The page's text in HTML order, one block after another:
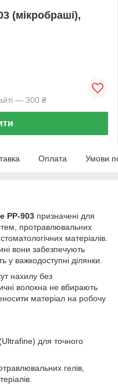
(мікробраші),
— 300 ₴
Оплата Умови
PP-903 призначені для
протравлювальних
матеріалів.
вони забезпечують
у важкодоступні ділянки.
нахилу без
волокна не вбирають
матеріал на робочу
для точного
гелів,